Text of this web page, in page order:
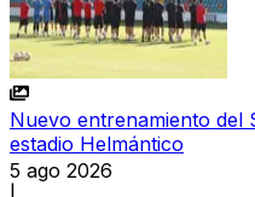
Nuevo entrenamiento del
estadio Helmántico
5 ago 2026